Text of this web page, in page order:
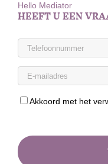
Hello Mediator
HEEFT U EEN
Akkoord met het